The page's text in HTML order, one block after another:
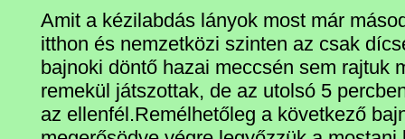
Amit a kézilabdás lányok most már
itthon és nemzetközi szinten az csak
bajnoki döntő hazai meccsén sem rajtuk
remekül játszottak, de az utolsó 5
az ellenfél.Remélhetőleg a következő